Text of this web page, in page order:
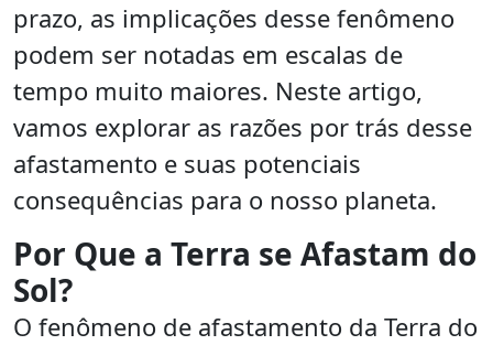
prazo, as implicações desse fenômeno
podem ser notadas em escalas de
tempo muito maiores. Neste artigo,
vamos explorar as razões por trás desse
afastamento e suas potenciais
consequências para o nosso planeta.
Por Que a Terra se Afastam do
Sol?
O fenômeno de afastamento da Terra do